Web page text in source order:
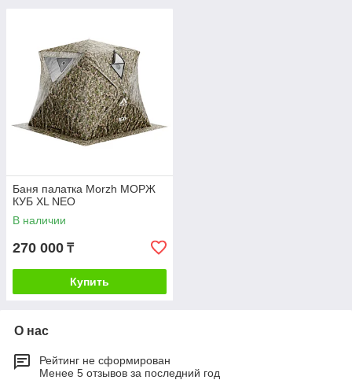
Баня палатка Morzh МОРЖ
КУБ XL NEO
В наличии
270 000 ₸
Купить
О нас
Рейтинг не сформирован
Менее 5 отзывов за последний год